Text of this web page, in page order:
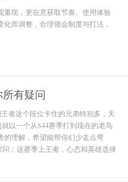
重现，更在意获取节奏、使用体验
而调整，合理领会制度与打法，
有疑问
者这个段位卡住的兄弟特别多，天
以一个从S44赛季打到现在的老鸟
的理解，希望能帮你们少走点弯
：这赛季上王者，心态和英雄选择